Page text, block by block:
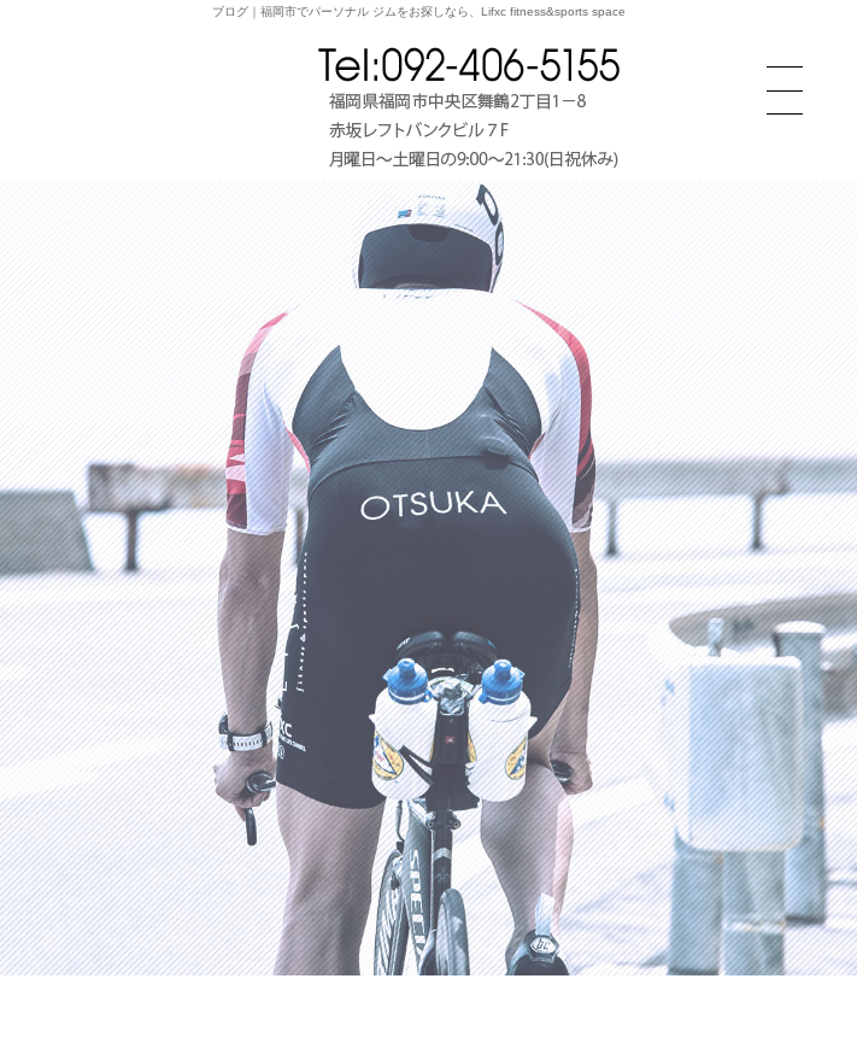
ブログ｜福岡市でパーソナル ジムをお探しなら、Lifxc fitness&sports space